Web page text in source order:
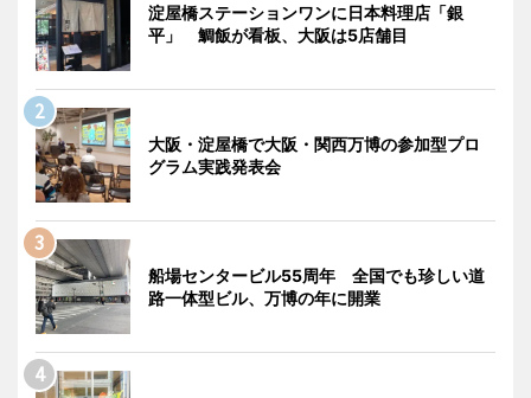
淀屋橋ステーションワンに日本料理店「銀
平」 鯛飯が看板、大阪は5店舗目
大阪・淀屋橋で大阪・関西万博の参加型プロ
グラム実践発表会
船場センタービル55周年 全国でも珍しい道
路一体型ビル、万博の年に開業